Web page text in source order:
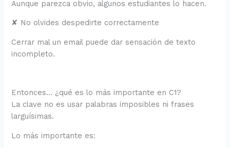
Aunque parezca obvio, algunos estudiantes lo hacen.
✘ No olvides despedirte correctamente
Cerrar mal un email puede dar sensación de texto
incompleto.
Entonces… ¿qué es lo más importante en C1?
La clave no es usar palabras imposibles ni frases
larguísimas.
Lo más importante es: